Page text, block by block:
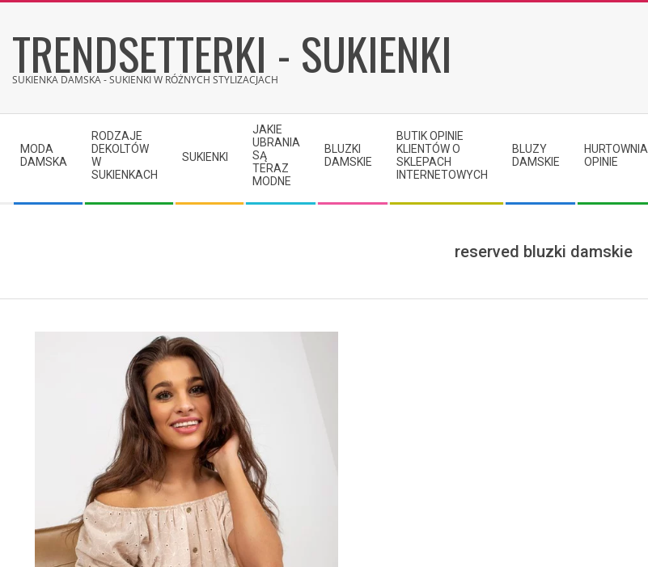
content
TRENDSETTERKI - SUKIENKI
SUKIENKA DAMSKA - SUKIENKI W RÓŻNYCH STYLIZACJACH
Navigation
Menu
MODA
DAMSKA
RODZAJE
DEKOLTÓW
W
SUKIENKACH
SUKIENKI
JAKIE
UBRANIA
SĄ
TERAZ
MODNE
BLUZKI
DAMSKIE
BUTIK OPINIE
KLIENTÓW O
SKLEPACH
INTERNETOWYCH
BLUZY
DAMSKIE
HURTOWNIA
OPINIE
reserved bluzki damskie